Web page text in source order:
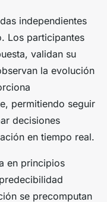
independientes
Los participantes
validan su
la evolución
permitiendo seguir
decisiones
en tiempo real.
en principios
se precomputan